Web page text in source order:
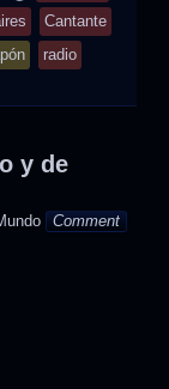
tagged
Cantante
radio
y de
Comment